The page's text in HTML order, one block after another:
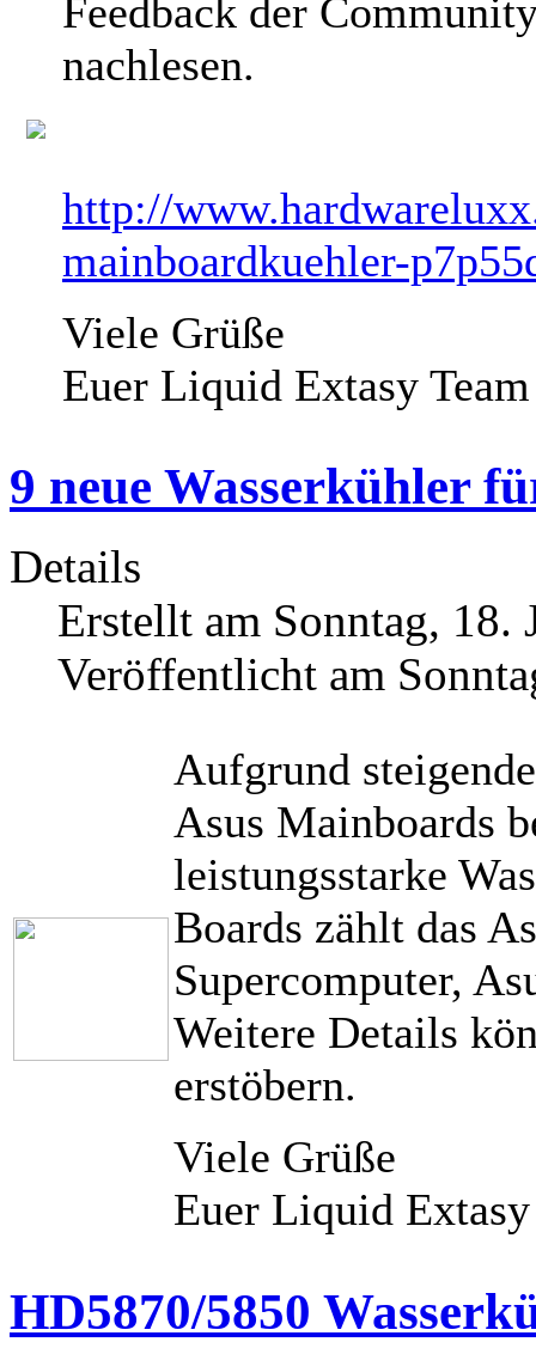
Feedback der
nachlesen.
http://
mainboardkuehler-
Viele Grüße
Euer Liquid Extasy Team
9 neue Wasserkühler
Details
Erstellt am Sonntag, 18.
Veröffentlicht am
Aufgrund
Asus Mainboards
leistungsstarke
Boards zählt das
Supercomputer,
Weitere Details
erstöbern.
Viele Grüße
Euer Liquid Extasy
HD5870/5850